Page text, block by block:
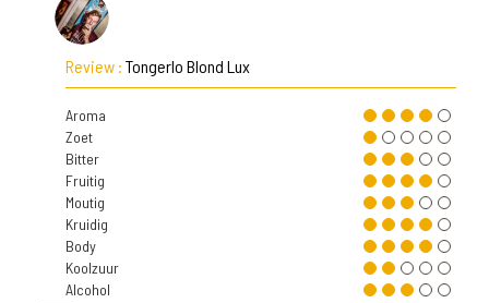
Review : Tongerlo Blond Lux
Aroma
Zoet
Bitter
Fruitig
Moutig
Kruidig
Body
Koolzuur
Alcohol